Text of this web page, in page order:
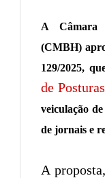
A Câmara
(CMBH)
129/2025,
de
veiculação
de jornais e
A